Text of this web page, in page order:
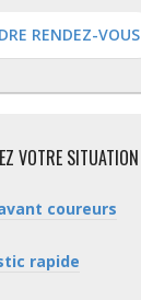
RENDEZ-VOUS
VOTRE SITUATION
coureurs
rapide